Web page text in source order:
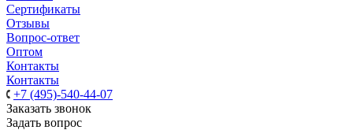
Сертификаты
Отзывы
Вопрос-ответ
Оптом
Контакты
Контакты
+7 (495)-540-44-07
Заказать звонок
Задать вопрос